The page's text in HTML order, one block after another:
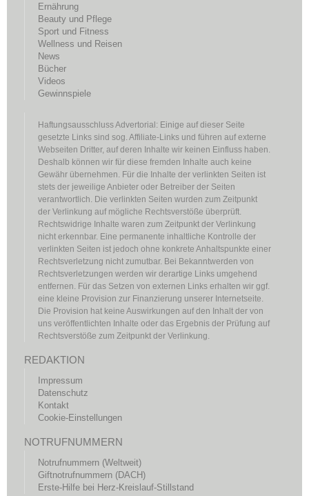
Ernährung
Beauty und Pflege
Sport und Fitness
Wellness und Reisen
News
Bücher
Videos
Gewinnspiele
Haftungsausschluss Advertorial: Einige auf dieser Seite
gesetzte Links sind sog. Affiliate-Links und führen auf externe
Webseiten Dritter, auf deren Inhalte wir keinen Einfluss haben.
Deshalb können wir für diese fremden Inhalte auch keine
Gewähr übernehmen. Für die Inhalte der verlinkten Seiten ist
stets der jeweilige Anbieter oder Betreiber der Seiten
verantwortlich. Die verlinkten Seiten wurden zum Zeitpunkt
der Verlinkung auf mögliche Rechtsverstöße überprüft.
Rechtswidrige Inhalte waren zum Zeitpunkt der Verlinkung
nicht erkennbar. Eine permanente inhaltliche Kontrolle der
verlinkten Seiten ist jedoch ohne konkrete Anhaltspunkte einer
Rechtsverletzung nicht zumutbar. Bei Bekanntwerden von
Rechtsverletzungen werden wir derartige Links umgehend
entfernen. Für das Setzen von externen Links erhalten wir ggf.
eine kleine Provision zur Finanzierung unserer Internetseite.
Die Provision hat keine Auswirkungen auf den Inhalt der von
uns veröffentlichten Inhalte oder das Ergebnis der Prüfung auf
Rechtsverstöße zum Zeitpunkt der Verlinkung.
REDAKTION
Impressum
Datenschutz
Kontakt
Cookie-Einstellungen
NOTRUFNUMMERN
Notrufnummern (Weltweit)
Giftnotrufnummern (DACH)
Erste-Hilfe bei Herz-Kreislauf-Stillstand